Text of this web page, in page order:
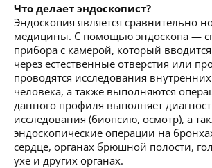
Что делает эндоскопист?
Эндоскопия является сравнительно
медицины. С помощью эндоскопа —
прибора с камерой, который
через естественные отверстия или
проводятся исследования
человека, а также выполняются
данного профиля выполняет
исследования (биопсию, осмотр), а
эндоскопические операции на
сердце, органах брюшной полости,
ухе и других органах.